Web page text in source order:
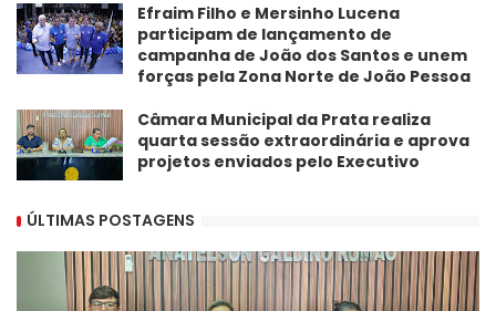
Efraim Filho e Mersinho Lucena
participam de lançamento de
campanha de João dos Santos e unem
forças pela Zona Norte de João Pessoa
Câmara Municipal da Prata realiza
quarta sessão extraordinária e aprova
projetos enviados pelo Executivo
ÚLTIMAS POSTAGENS